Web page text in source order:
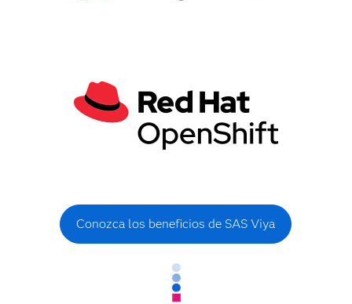
Conozca los beneficios de SAS Viya